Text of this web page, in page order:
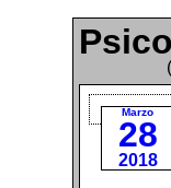
Marzo
28
2018